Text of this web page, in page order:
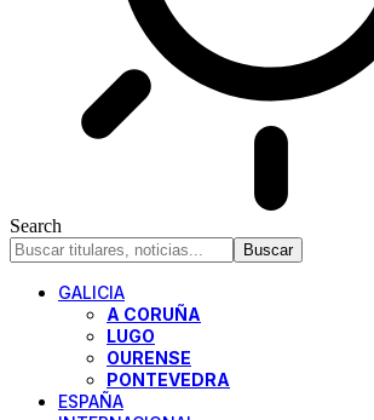
Search
GALICIA
A CORUÑA
LUGO
OURENSE
PONTEVEDRA
ESPAÑA